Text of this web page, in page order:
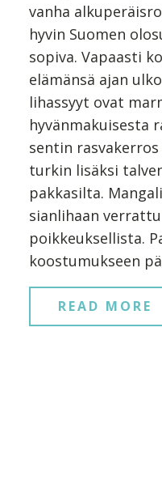
vanha
hyvin Suomen
sopiva. Vapaasti
elämänsä ajan
lihassyyt ovat
hyvänmakuisesta
sentin
turkin lisäksi
pakkasilta.
sianlihaan
poikkeuksellista.
koostumukseen
READ MORE